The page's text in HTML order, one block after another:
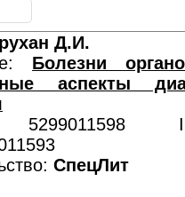
Д.И.
Болезни
аспекты
СпецЛит